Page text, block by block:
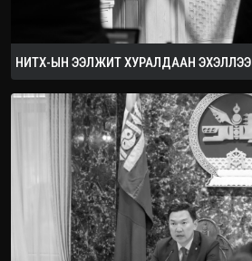
НИТХ-ЫН ЭЭЛЖИТ ХУРАЛДААН ЭХЭЛЛЭЭ